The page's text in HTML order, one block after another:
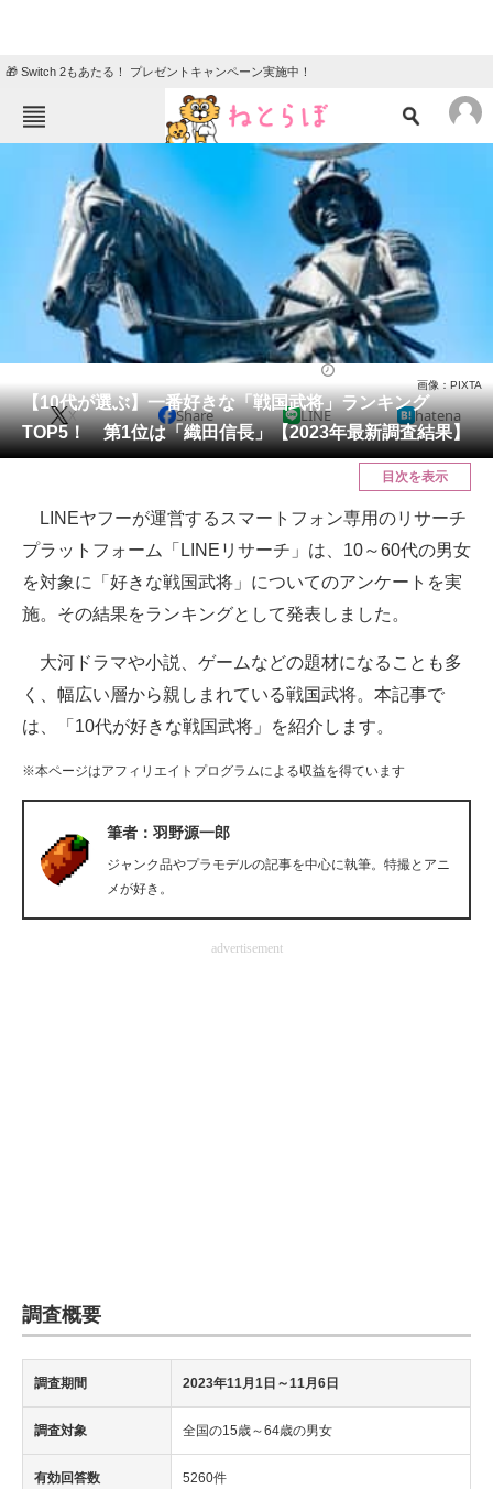
🎁 Switch 2もあたる！ プレゼントキャンペーン実施中！
ねとらぼメニュー
ニュース
エンタメ クイズ
住まい 教育・育児
リサーチ
会員記事
メディア
ITの今と未来を見通す
スマホと通信の最新トレンド
好きが集まる 比べて選べる
ビジネスと働き方のヒント
AI活用のいまが分かる
企業ITのトレンドを詳説
経営リーダーのコミュニティ
マーケ×ITの今がよく分かる
ちょっと気になるネットの話題
【10代が選ぶ】一番好きな「戦国武将」ランキング
TOP5！ 第1位は「織田信長」【2023年最新調査結果】
画像：PIXTA
X Share LINE hatena
目次を表示
LINEヤフーが運営するスマートフォン専用のリサーチ
プラットフォーム「LINEリサーチ」は、10～60代の男女
を対象に「好きな戦国武将」についてのアンケートを実
施。その結果をランキングとして発表しました。
大河ドラマや小説、ゲームなどの題材になることも多
く、幅広い層から親しまれている戦国武将。本記事で
は、「10代が好きな戦国武将」を紹介します。
※本ページはアフィリエイトプログラムによる収益を得ています
筆者：羽野源一郎
ジャンク品やプラモデルの記事を中心に執筆。特撮とアニ
メが好き。
advertisement
調査概要
調査期間 2023年11月1日～11月6日
調査対象 全国の15歳～64歳の男女
有効回答数 5260件